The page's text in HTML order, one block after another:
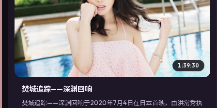
▶
1:39:30
焚城追踪——深渊回响
焚城追踪——深渊回响于2020年7月4日在日本首映，由洪常秀执